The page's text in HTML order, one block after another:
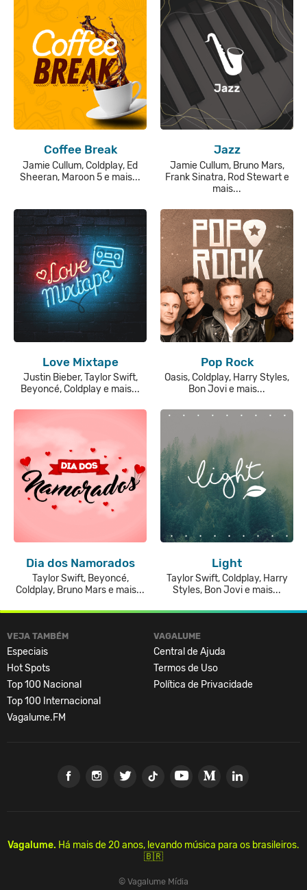
Coffee Break
Jamie Cullum, Coldplay, Ed
Sheeran, Maroon 5 e mais...
Jazz
Jamie Cullum, Bruno Mars,
Frank Sinatra, Rod Stewart e
mais...
Love Mixtape
Justin Bieber, Taylor Swift,
Beyoncé, Coldplay e mais...
Pop Rock
Oasis, Coldplay, Harry Styles,
Bon Jovi e mais...
Dia dos Namorados
Taylor Swift, Beyoncé,
Coldplay, Bruno Mars e mais...
Light
Taylor Swift, Coldplay, Harry
Styles, Bon Jovi e mais...
VEJA TAMBÉM
Especiais
Hot Spots
Top 100 Nacional
Top 100 Internacional
Vagalume.FM
VAGALUME
Central de Ajuda
Termos de Uso
Política de Privacidade
Vagalume. Há mais de 20 anos, levando música para os brasileiros.
🇧🇷
© Vagalume Mídia